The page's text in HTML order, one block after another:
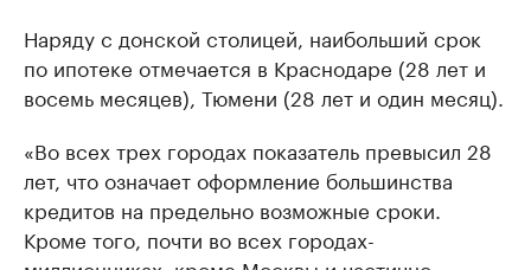
Наряду с донской столицей, наибольший срок
по ипотеке отмечается в Краснодаре (28 лет и
восемь месяцев), Тюмени (28 лет и один месяц).
«Во всех трех городах показатель превысил 28
лет, что означает оформление большинства
кредитов на предельно возможные сроки.
Кроме того, почти во всех городах-